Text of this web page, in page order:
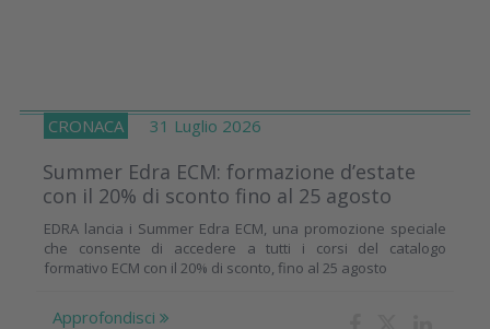
CRONACA 31 Luglio 2026
Summer Edra ECM: formazione d’estate
con il 20% di sconto fino al 25 agosto
EDRA lancia i Summer Edra ECM, una promozione speciale
che consente di accedere a tutti i corsi del catalogo
formativo ECM con il 20% di sconto, fino al 25 agosto
Approfondisci